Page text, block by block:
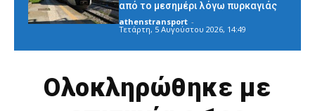
από το μεσημέρι λόγω πυρκαγιάς
athenstransport -
Τετάρτη, 5 Αυγούστου 2026, 14:49
Ολοκληρώθηκε με